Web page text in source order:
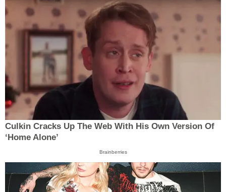
Culkin Cracks Up The Web With His Own Version Of
‘Home Alone’
Brainberries